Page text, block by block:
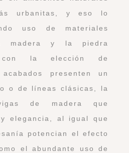
urbanitas, y eso lo
uso de materiales
madera y la piedra
con la elección de
presenten un
o de líneas clásicas, la
de madera que
elegancia, al igual que
potencian el efecto
el abundante uso de